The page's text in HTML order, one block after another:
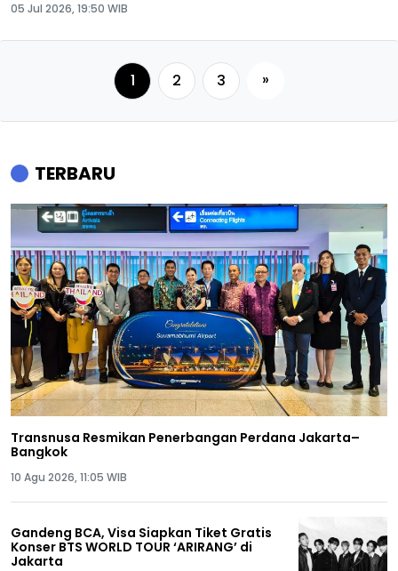
05 Jul 2026, 19:50 WIB
1 2 3 »
TERBARU
Transnusa Resmikan Penerbangan Perdana Jakarta–
Bangkok
10 Agu 2026, 11:05 WIB
Gandeng BCA, Visa Siapkan Tiket Gratis
Konser BTS WORLD TOUR ‘ARIRANG’ di
Jakarta